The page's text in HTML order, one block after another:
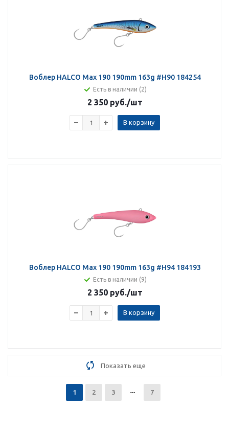
Воблер HALCO Max 190 190mm 163g #H90 184254
Есть в наличии (2)
2 350 руб./шт
В корзину
Воблер HALCO Max 190 190mm 163g #H94 184193
Есть в наличии (9)
2 350 руб./шт
В корзину
Показать еще
1 2 3 7